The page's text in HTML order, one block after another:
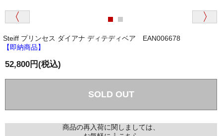
商品が届くまでにはどのくらいの期間がかかります
か？
国内で一度検品をしますので、決済確認後、２～４
週間でのお届けとなります。
尚、オーダー注文の場合は４～８週間でのお届けとな
場合がありますので、ご了承の程よろしくお願い致し
「ベアちゃんの紹介分が丁寧に書かれていたこ
埼玉県 K・I 様 （女性）
Steiff プリンセス ダイアナ ディテディベア EAN006678
【即納商品】
52,800円(税込)
SOLD OUT
商品の再入荷に関しましては、